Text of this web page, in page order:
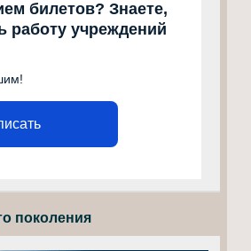
билетов? Знаете,
работу учреждений
поколения